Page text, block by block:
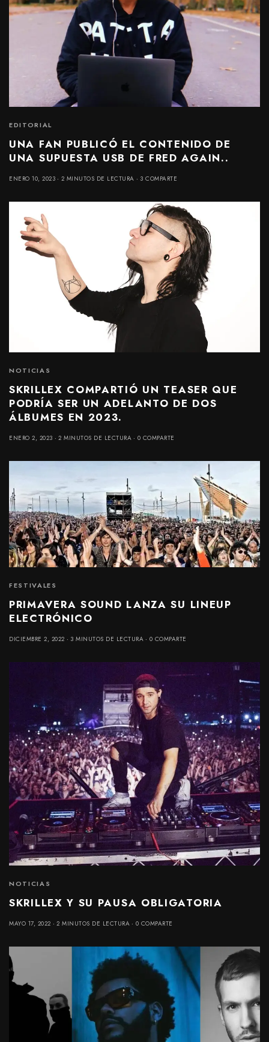
EDITORIAL
UNA FAN PUBLICÓ EL CONTENIDO DE
UNA SUPUESTA USB DE FRED AGAIN..
ENERO 10, 2023 2 MINUTOS DE LECTURA 3 COMPARTE
NOTICIAS
SKRILLEX COMPARTIÓ UN TEASER QUE
PODRÍA SER UN ADELANTO DE DOS
ÁLBUMES EN 2023.
ENERO 2, 2023 2 MINUTOS DE LECTURA 0 COMPARTE
FESTIVALES
PRIMAVERA SOUND LANZA SU LINEUP
ELECTRÓNICO
DICIEMBRE 2, 2022 3 MINUTOS DE LECTURA 0 COMPARTE
NOTICIAS
SKRILLEX Y SU PAUSA OBLIGATORIA
MAYO 17, 2022 2 MINUTOS DE LECTURA 0 COMPARTE